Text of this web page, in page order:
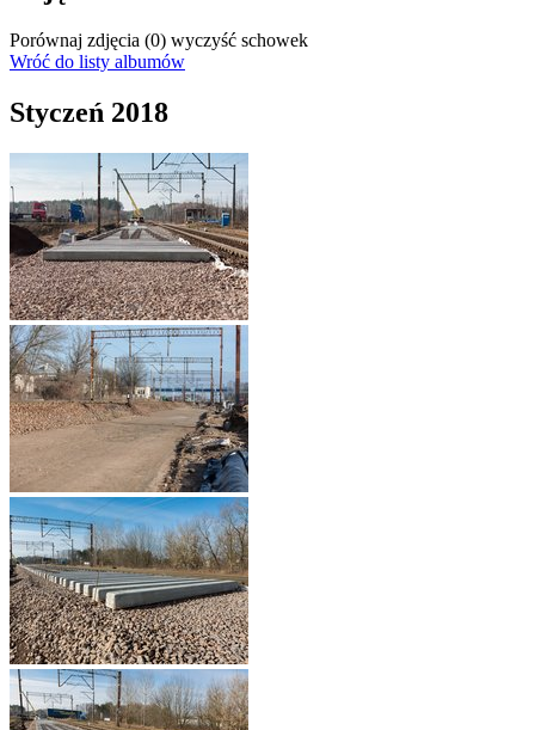
Porównaj zdjęcia (0) wyczyść schowek
Wróć do listy albumów
Styczeń 2018